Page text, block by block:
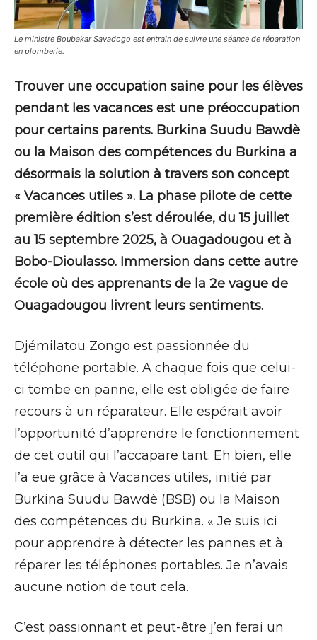
Le ministre Boubakar Savadogo est entrain de suivre une séance de réparation
en plomberie.
Trouver une occupation saine pour les élèves
pendant les vacances est une préoccupation
pour certains parents. Burkina Suudu Bawdè
ou la Maison des compétences du Burkina a
désormais la solution à travers son concept
« Vacances utiles ». La phase pilote de cette
première édition s’est déroulée, du 15 juillet
au 15 septembre 2025, à Ouagadougou et à
Bobo-Dioulasso. Immersion dans cette autre
école où des apprenants de la 2e vague de
Ouagadougou livrent leurs sentiments.
Djémilatou Zongo est passionnée du
téléphone portable. A chaque fois que celui-
ci tombe en panne, elle est obligée de faire
recours à un réparateur. Elle espérait avoir
l’opportunité d’apprendre le fonctionnement
de cet outil qui l’accapare tant. Eh bien, elle
l’a eue grâce à Vacances utiles, initié par
Burkina Suudu Bawdè (BSB) ou la Maison
des compétences du Burkina. « Je suis ici
pour apprendre à détecter les pannes et à
réparer les téléphones portables. Je n’avais
aucune notion de tout cela.
C’est passionnant et peut-être j’en ferai un